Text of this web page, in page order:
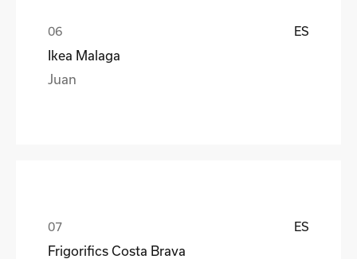
ES
Ikea Malaga
Juan
ES
Frigorifics Costa Brava